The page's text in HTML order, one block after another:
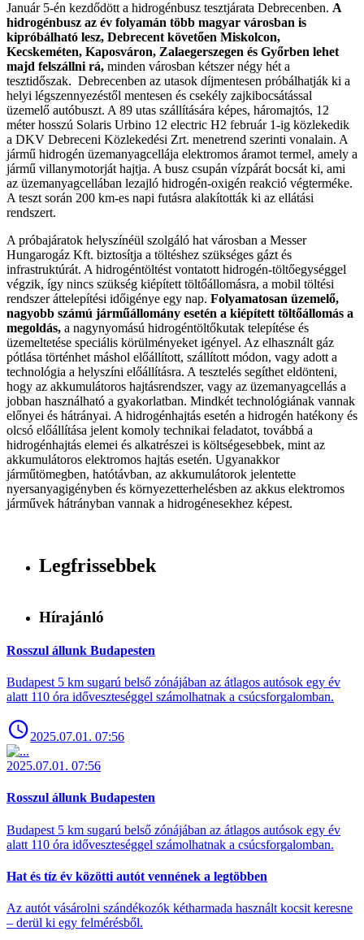
Január 5-én kezdődött a hidrogénbusz tesztjárata Debrecenben. A
hidrogénbusz az év folyamán több magyar városban is
kipróbálható lesz, Debrecent követően Miskolcon,
Kecskeméten, Kaposváron, Zalaegerszegen és Győrben lehet
majd felszállni rá, minden városban kétszer négy hét a
tesztidőszak. Debrecenben az utasok díjmentesen próbálhatják ki a
helyi légszennyezéstől mentesen és csekély zajkibocsátással
üzemelő autóbuszt. A 89 utas szállítására képes, háromajtós, 12
méter hosszú Solaris Urbino 12 electric H2 február 1-ig közlekedik
a DKV Debreceni Közlekedési Zrt. menetrend szerinti vonalain. A
jármű hidrogén üzemanyagcellája elektromos áramot termel, amely a
jármű villanymotorját hajtja. A busz csupán vízpárát bocsát ki, ami
az üzemanyagcellában lezajló hidrogén-oxigén reakció végterméke.
A teszt során 200 km-es napi futásra alakították ki az ellátási
rendszert.
A próbajáratok helyszínéül szolgáló hat városban a Messer
Hungarogáz Kft. biztosítja a töltéshez szükséges gázt és
infrastruktúrát. A hidrogéntöltést vontatott hidrogén-töltőegységgel
végzik, így nincs szükség kiépített töltőállomásra, a mobil töltési
rendszer áttelepítési időigénye egy nap. Folyamatosan üzemelő,
nagyobb számú járműállomány esetén a kiépített töltőállomás a
megoldás, a nagynyomású hidrogéntöltőkutak telepítése és
üzemeltetése speciális körülményeket igényel. Az elhasznált gáz
pótlása történhet máshol előállított, szállított módon, vagy adott a
technológia a helyszíni előállításra. A tesztelés segíthet eldönteni,
hogy az akkumulátoros hajtásrendszer, vagy az üzemanyagcellás a
jobban használható a gyakorlatban. Mindkét technológiának vannak
előnyei és hátrányai. A hidrogénhajtás esetén a hidrogén hatékony és
olcsó előállítása jelent komoly technikai feladatot, továbbá a
hidrogénhajtás elemei és alkatrészei is költségesebbek, mint az
akkumulátoros elektromos hajtás esetén. Ugyanakkor
járműtömegben, hatótávban, az akkumulátorok jelentette
nyersanyagigényben és környezetterhelésben az akkus elektromos
járművek hátrányban vannak a hidrogénesekhez képest.
Legfrissebbek
Hírajánló
Rosszul állunk Budapesten
Budapest 5 km sugarú belső zónájában az átlagos autósok egy év
alatt 110 óra időveszteséggel számolhatnak a csúcsforgalomban.
2025.07.01. 07:56
2025.07.01. 07:56
Rosszul állunk Budapesten
Budapest 5 km sugarú belső zónájában az átlagos autósok egy év
alatt 110 óra időveszteséggel számolhatnak a csúcsforgalomban.
Hat és tíz év közötti autót vennének a legtöbben
Az autót vásárolni szándékozók kétharmada használt kocsit keresne
– derül ki egy felmérésből.